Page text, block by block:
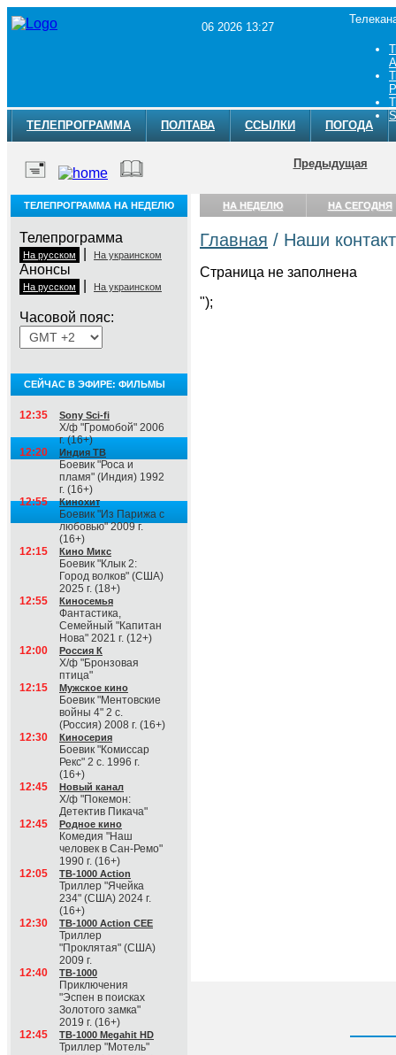
06 2026 13:27
ТЕЛЕПРОГРАММА ПОЛТАВА ССЫЛКИ ПОГОДА
Предыдущая
ТЕЛЕПРОГРАММА НА НЕДЕЛЮ
Телепрограмма
На русском На украинском
Анонсы
На русском На украинском
Часовой пояс:
СЕЙЧАС В ЭФИРЕ: ФИЛЬМЫ
12:35 Sony Sci-fi
Х/ф "Громобой" 2006
г. (16+)
12:20
Индия ТВ
Боевик "Роса и
пламя" (Индия) 1992
г. (16+)
12:55
Кинохит
Боевик "Из Парижа с
любовью" 2009 г.
(16+)
12:15
Кино Микс
Боевик "Клык 2:
Город волков" (США)
2025 г. (18+)
12:55
Киносемья
Фантастика,
Семейный "Капитан
Нова" 2021 г. (12+)
12:00
Россия К
Х/ф "Бронзовая
птица"
12:15
Мужское кино
Боевик "Ментовские
войны 4" 2 с.
(Россия) 2008 г. (16+)
12:30
Киносерия
Боевик "Комиссар
Рекс" 2 с. 1996 г.
(16+)
12:45
Новый канал
Х/ф "Покемон:
Детектив Пикача"
12:45
Родное кино
Комедия "Наш
человек в Сан-Ремо"
1990 г. (16+)
12:05
ТВ-1000 Action
Триллер "Ячейка
234" (США) 2024 г.
(16+)
12:30
ТВ-1000 Action CEE
Триллер
"Проклятая" (США)
2009 г.
12:40
ТВ-1000
Приключения
"Эспен в поисках
Золотого замка"
2019 г. (16+)
12:45
ТВ-1000 Megahit HD
Триллер "Мотель"
НА НЕДЕЛЮ НА СЕГОДНЯ
Главная / Наши
Страница не заполнена
");